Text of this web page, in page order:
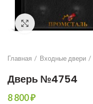
Click to enlarge
Главная Входные двери
Дверь №4754
8 800₽